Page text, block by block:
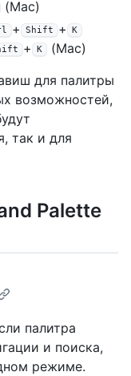
(Mac)
+ Shift + K
+ K
(Mac)
для палитры
возможностей,
так и для
Palette
палитра
и поиска,
режиме.